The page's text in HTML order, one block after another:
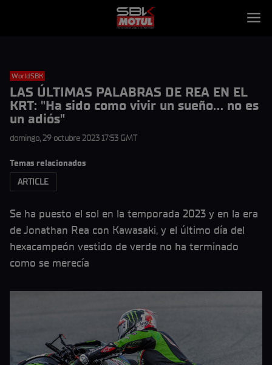
WorldSBK
LAS ÚLTIMAS PALABRAS DE REA EN EL
KRT: "Ha sido como vivir un sueño... no es
un adiós"
domingo, 29 octubre 2023 17:53 GMT
Temas relacionados
ARTICLE
Se ha puesto el sol en la temporada 2023 y en la era
de Jonathan Rea con Kawasaki, y el último día del
hexacampeón vestido de verde no ha terminado
como se merecía